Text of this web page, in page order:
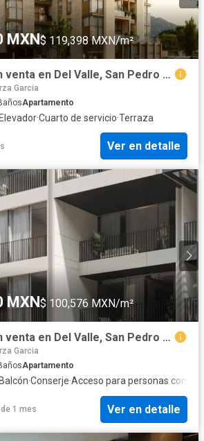
MXN$ 119,398 MXN/m²
Departamento en venta en Del Valle, San Pedro Garza García, Nuevo León
Garcia
Apartamento
Elevador·Cuarto de servicio·Terraza
Ver en detalle
MXN$ 100,576 MXN/m²
Departamento en venta en Del Valle, San Pedro Garza García, Nuevo León
Garcia
Apartamento
Balcón·Conserje·Acceso para personas con
1 mes Ver en detalle